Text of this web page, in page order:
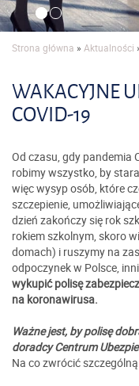
Strona główna » Aktualności
WAKACYJNE
COVID-19
Od czasu, gdy pandemia
robimy wszystko, by
więc wysyp osób, które
szczepienie,
dzień zakończy się rok
rokiem szkolnym, skoro
domach) i ruszymy na
odpoczynek w Polsce,
wykupić polisę
na koronawirusa.
Ważne jest, by polisę
doradcy Centrum
Na co zwrócić